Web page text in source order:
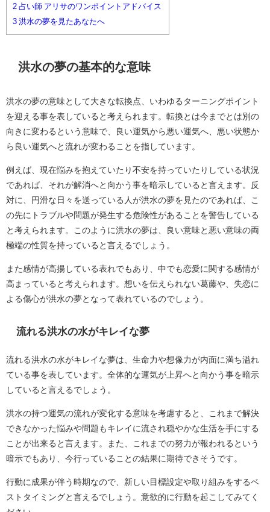
2 占い師 アリサのワンポイントアドバイス
3 洪水の夢を見たあなたへ
洪水の夢の基本的な意味
洪水の夢の意味として大きな転換点、いわゆるターニングポイント
を迎える事を表していると考えられます。転換とは今までとは別の
向きに変わるという意味で、良い運気から悪い運気へ、悪い状態か
ら良い運気へと流れが変わることを指しています。
例えば、現在悩みを抱えていたり不安を持っていたりしている状況
であれば、それが解消へと向かう事を暗示していると言えます。反
対に、円滑な日々を送っている人が洪水の夢を見たのであれば、こ
の先にトラブルや問題が発生する危険性があることを警告している
と考えられます。このように洪水の夢は、良い意味と悪い意味の両
極端の性質を持っていると言えるでしょう。
また感情が高揚している表れでもあり、中でも恋愛に関する感情が
高まっていると考えられます。想いを伝えられない葛藤や、失恋に
よる傷心が洪水の夢となって表れているのでしょう。
流れる洪水の水がキレイな夢
流れる洪水の水がキレイな夢は、生命力や想像力が内面に満ち溢れ
ている事を表しています。全体的な運気が上昇へと向かう事を暗示
していると言えるでしょう。
洪水の持つ運気の流れが変化する意味を考慮すると、これまで解決
できなかった悩みや問題もキレイに流され穏やかな生活を手にする
ことが出来ると言えます。また、これまでの努力が報われるという
暗示でもあり、今行っていることの結果に期待できそうです。
行動に成果が伴う時期なので、新しい目標設定や取り組みをするベ
ストタイミングと言えるでしょう。意欲的に行動を起こしてみてく